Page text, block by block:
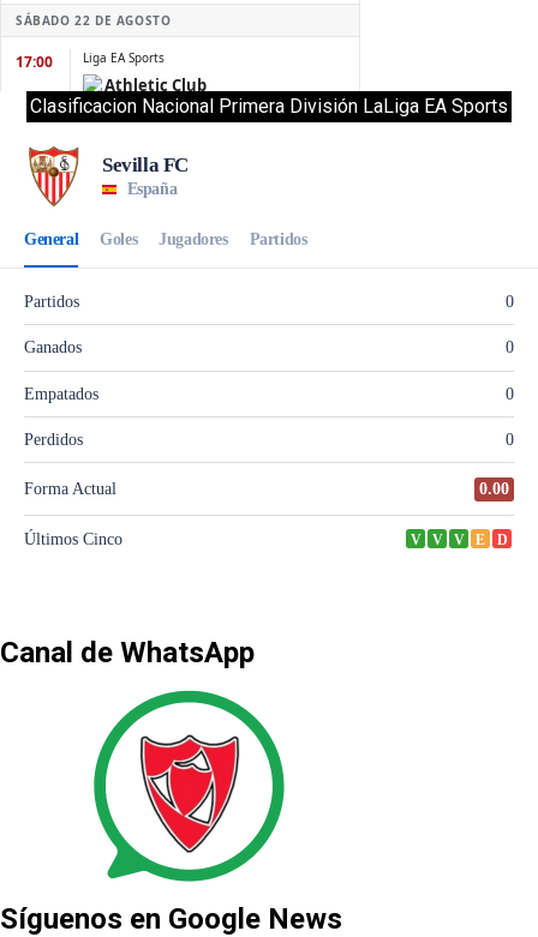
Clasificacion Nacional Primera División LaLiga EA Sports
Canal de WhatsApp
Síguenos en Google News